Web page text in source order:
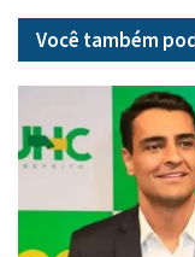
Você também